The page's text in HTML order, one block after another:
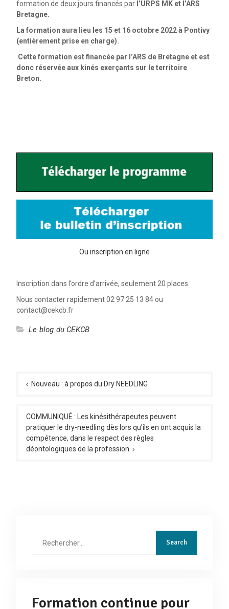
formation de deux jours financés parl’URPS MK et l’ARS
Bretagne.
La formation aura lieu les 15 et 16 octobre 2022 à Pontivy
(entièrement prise en charge).
Cette formation est financée par l’ARS de Bretagne et est
donc réservée aux kinés exerçants sur le territoire
Breton.
Ou inscription en ligne
Inscription dans l’ordre d’arrivée, seulement 20 places.
Nous contacter rapidement 02 97 25 13 84 ou
contact@cekcb.fr
Le blog du CEKCB
de Nouveau : à propos du Dry NEEDLING
COMMUNIQUÉ : Les kinésithérapeutes peuvent
pratiquer le dry-needling dès lors qu’ils en ont acquis la
compétence, dans le respect des règles
déontologiques de la profession
Formation continue pour